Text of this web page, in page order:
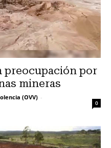
preocupación por
mineras
(OVV) -
0